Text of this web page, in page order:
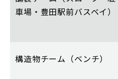
車場・豊田駅前バスベイ）
構造物チーム（ベンチ）